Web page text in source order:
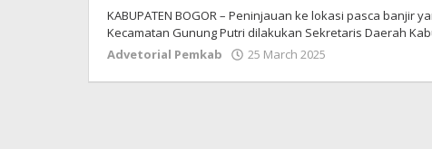
KABUPATEN BOGOR – Peninjauan ke lokasi pasca banjir
Kecamatan Gunung Putri dilakukan Sekretaris Daerah
Advetorial Pemkab
25 March 2025